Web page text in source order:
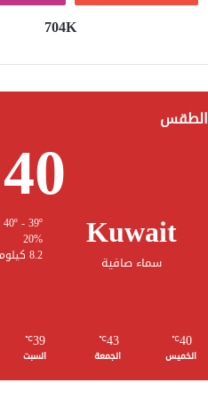
704K
الطقس
Kuwait
سماء صافية
40
40º - 39º
20%
8.2 كيلومتر/ساعة
40
℃
الخميس
43
℃
الجمعة
39
℃
السبت